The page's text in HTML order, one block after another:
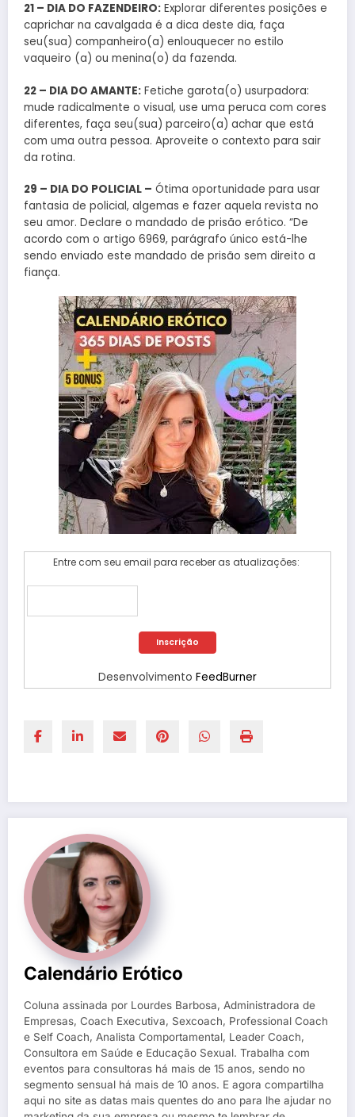
21 – DIA DO FAZENDEIRO: Explorar diferentes posições e
caprichar na cavalgada é a dica deste dia, faça
seu(sua) companheiro(a) enlouquecer no estilo
vaqueiro (a) ou menina(o) da fazenda.
22 – DIA DO AMANTE: Fetiche garota(o) usurpadora:
mude radicalmente o visual, use uma peruca com cores
diferentes, faça seu(sua) parceiro(a) achar que está
com uma outra pessoa. Aproveite o contexto para sair
da rotina.
29 – DIA DO POLICIAL – Ótima oportunidade para usar
fantasia de policial, algemas e fazer aquela revista no
seu amor. Declare o mandado de prisão erótico. “De
acordo com o artigo 6969, parágrafo único está-lhe
sendo enviado este mandado de prisão sem direito a
fiança.
Entre com seu email para receber as atualizações:
Desenvolvimento FeedBurner
Calendário Erótico
Coluna assinada por Lourdes Barbosa, Administradora de
Empresas, Coach Executiva, Sexcoach, Professional Coach
e Self Coach, Analista Comportamental, Leader Coach,
Consultora em Saúde e Educação Sexual. Trabalha com
eventos para consultoras há mais de 15 anos, sendo no
segmento sensual há mais de 10 anos. E agora compartilha
aqui no site as datas mais quentes do ano para lhe ajudar no